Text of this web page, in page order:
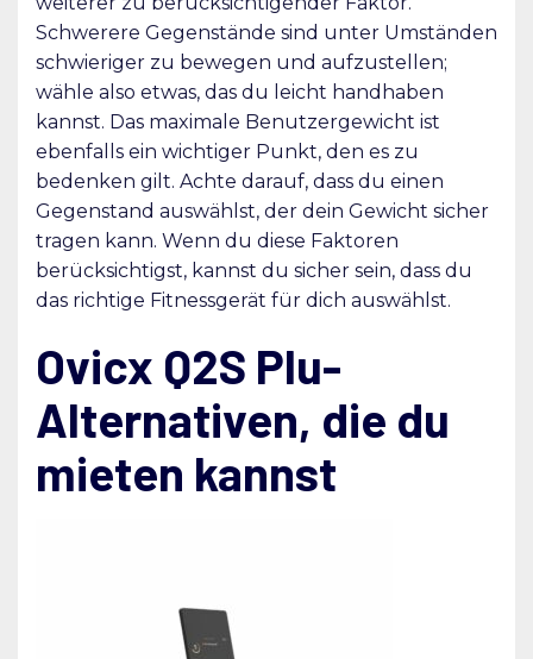
Schwerere Gegenstände sind unter Umständen
schwieriger zu bewegen und aufzustellen;
wähle also etwas, das du leicht handhaben
kannst. Das maximale Benutzergewicht ist
ebenfalls ein wichtiger Punkt, den es zu
bedenken gilt. Achte darauf, dass du einen
Gegenstand auswählst, der dein Gewicht sicher
tragen kann. Wenn du diese Faktoren
berücksichtigst, kannst du sicher sein, dass du
das richtige Fitnessgerät für dich auswählst.
Ovicx Q2S Plu-
Alternativen, die du
mieten kannst